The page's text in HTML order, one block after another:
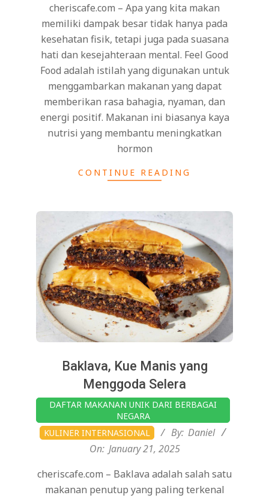
cheriscafe.com – Apa yang kita makan
memiliki dampak besar tidak hanya pada
kesehatan fisik, tetapi juga pada suasana
hati dan kesejahteraan mental. Feel Good
Food adalah istilah yang digunakan untuk
menggambarkan makanan yang dapat
memberikan rasa bahagia, nyaman, dan
energi positif. Makanan ini biasanya kaya
nutrisi yang membantu meningkatkan
hormon
CONTINUE READING
Baklava, Kue Manis yang
Menggoda Selera
2025-
21
DAFTAR MAKANAN UNIK DARI BERBAGAI
NEGARA
KULINER INTERNASIONAL
By: Daniel
On: January 21, 2025
cheriscafe.com – Baklava adalah salah satu
makanan penutup yang paling terkenal